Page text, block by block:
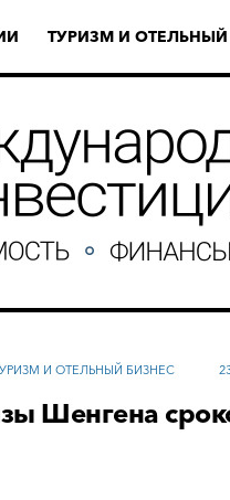
ТУРИЗМ И ОТЕЛЬНЫЙ
И ОТЕЛЬНЫЙ БИЗНЕС
Шенгена